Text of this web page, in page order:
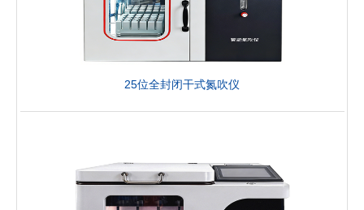
25位全封闭干式氮吹仪